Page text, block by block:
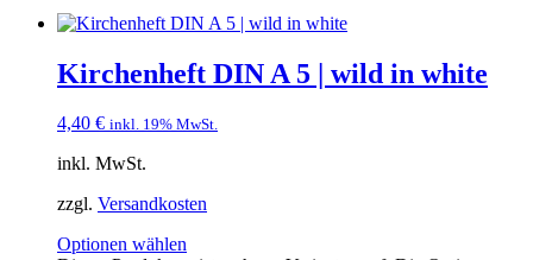
Kirchenheft DIN A 5 | wild in white
4,40 € inkl. 19% MwSt.
inkl. MwSt.
zzgl. Versandkosten
Optionen wählen